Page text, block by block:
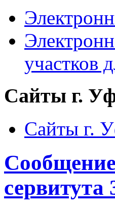
участков
Сайты г.
Сайты г.
сервитута